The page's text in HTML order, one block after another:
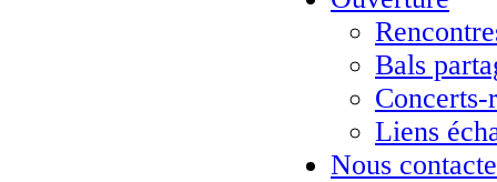
Bals
Concerts-
Liens
Nous